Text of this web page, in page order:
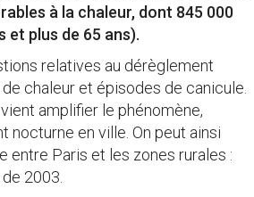
à la chaleur, dont 845 000
et plus de 65 ans).
relatives au dérèglement
chaleur et épisodes de canicule.
amplifier le phénomène,
nocturne en ville. On peut ainsi
Paris et les zones rurales :
2003.